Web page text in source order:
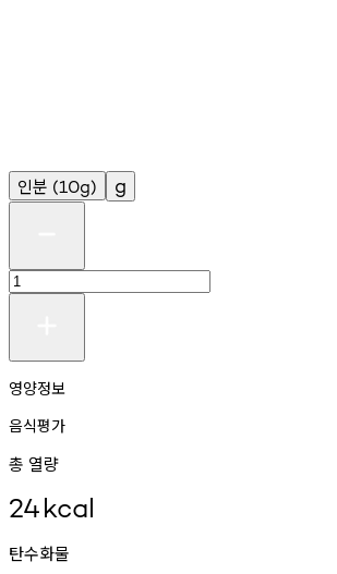
인분 (10g) g
영양정보
음식평가
총 열량
24kcal
탄수화물